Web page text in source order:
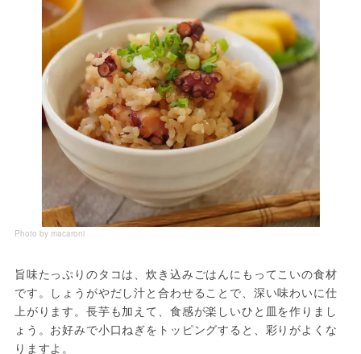
Photo by macaroni
旨味たっぷりのタコは、炊き込みごはんにもってこいの食材
です。しょうがやだし汁と合わせることで、深い味わいに仕
上がります。長芋も加えて、食感が楽しいひと皿を作りまし
ょう。お好みで小口ねぎをトッピングすると、彩りがよくな
りますよ。